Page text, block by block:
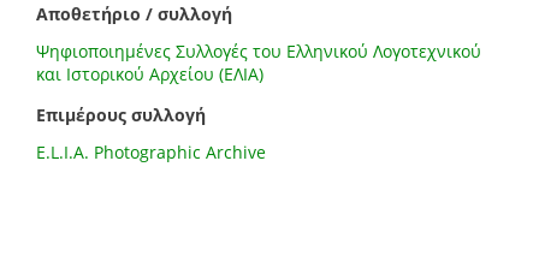
Αποθετήριο / συλλογή
Ψηφιοποιημένες Συλλογές του Ελληνικού Λογοτεχνικού
και Ιστορικού Αρχείου (ΕΛΙΑ)
Επιμέρους συλλογή
E.L.I.A. Photographic Archive